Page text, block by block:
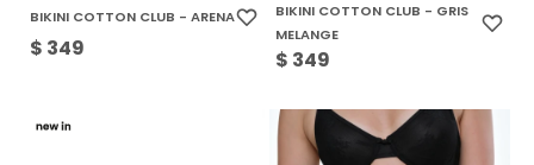
BIKINI COTTON CLUB - ARENA
$ 349
BIKINI COTTON CLUB - GRIS
MELANGE
$ 349